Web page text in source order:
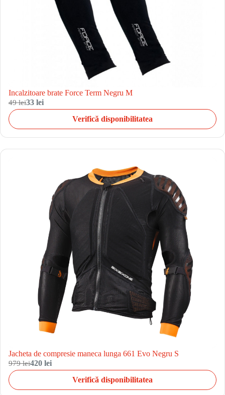
Incalzitoare brate Force Term Negru M
49 lei33 lei
Verifică disponibilitatea
Jacheta de compresie maneca lunga 661 Evo Negru S
979 lei420 lei
Verifică disponibilitatea